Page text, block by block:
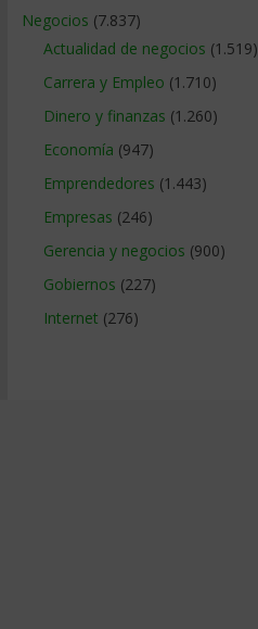
Negocios (7.837)
Actualidad de negocios (1.519)
Carrera y Empleo (1.710)
Dinero y finanzas (1.260)
Economía (947)
Emprendedores (1.443)
Empresas (246)
Gerencia y negocios (900)
Gobiernos (227)
Internet (276)